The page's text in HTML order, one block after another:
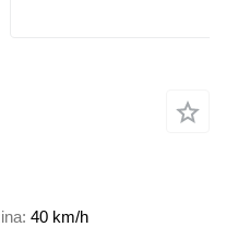
40 km/h